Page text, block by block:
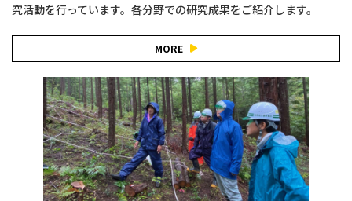
究活動を行っています。各分野での研究成果をご紹介します。
MORE